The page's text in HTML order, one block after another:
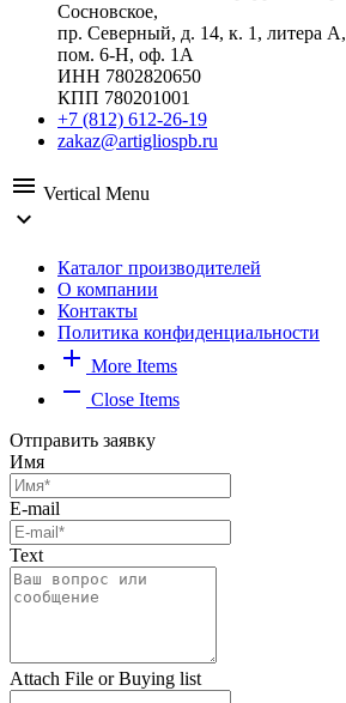
Сосновское,
пр. Северный, д. 14, к. 1, литера А,
пом. 6-Н, оф. 1А
ИНН 7802820650
КПП 780201001
+7 (812) 612-26-19
zakaz@artigliospb.ru
menu Vertical Menu
expand_more
Каталог производителей
О компании
Контакты
Политика конфиденциальности
add More Items
remove Close Items
Отправить заявку
Имя
E-mail
Text
Attach File or Buying list